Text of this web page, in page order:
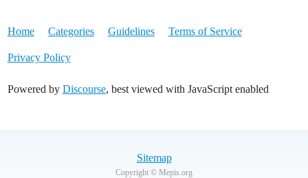
Home Categories Guidelines Terms of Service
Privacy Policy
Powered by Discourse, best viewed with JavaScript enabled
Sitemap
Copyright © Mepis.org